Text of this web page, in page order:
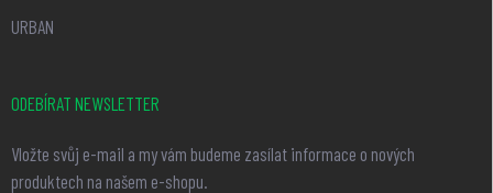
URBAN
ODEBÍRAT NEWSLETTER
Vložte svůj e-mail a my vám budeme zasílat informace o nových
produktech na našem e-shopu.